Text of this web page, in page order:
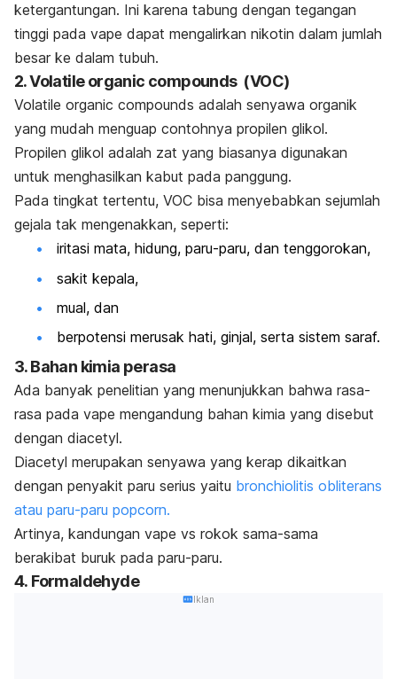
ketergantungan. Ini karena tabung dengan tegangan
tinggi pada vape dapat mengalirkan nikotin dalam jumlah
besar ke dalam tubuh.
2. Volatile organic compounds (VOC)
Volatile organic compounds adalah senyawa organik
yang mudah menguap contohnya propilen glikol.
Propilen glikol adalah zat yang biasanya digunakan
untuk menghasilkan kabut pada panggung.
Pada tingkat tertentu, VOC bisa menyebabkan sejumlah
gejala tak mengenakkan, seperti:
iritasi mata, hidung, paru-paru, dan tenggorokan,
sakit kepala,
mual, dan
berpotensi merusak hati, ginjal, serta sistem saraf.
3. Bahan kimia perasa
Ada banyak penelitian yang menunjukkan bahwa rasa-
rasa pada vape mengandung bahan kimia yang disebut
dengan diacetyl.
Diacetyl merupakan senyawa yang kerap dikaitkan
dengan penyakit paru serius yaitu bronchiolitis obliterans
atau paru-paru popcorn.
Artinya, kandungan vape vs rokok sama-sama
berakibat buruk pada paru-paru.
4. Formaldehyde
Iklan